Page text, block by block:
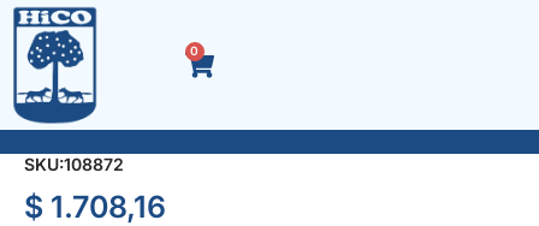
0
SELLADOR SILICONA x 50 gr. BLANCO
SKU:108872
$ 1.708,16